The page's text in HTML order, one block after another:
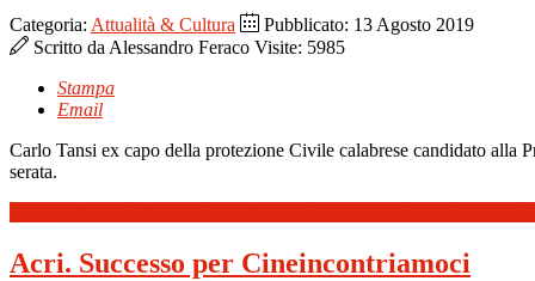
Categoria: Attualità & Cultura
Pubblicato: 13 Agosto 2019
Scritto da Alessandro Feraco Visite: 5985
Stampa
Email
Carlo Tansi ex capo della protezione Civile calabrese candidato alla
serata.
Acri. Successo per Cineincontriamoci